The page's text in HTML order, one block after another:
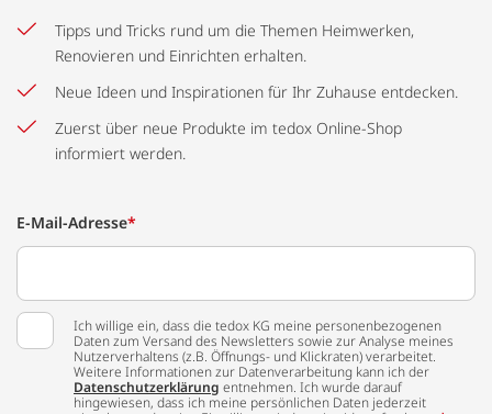
Tipps und Tricks rund um die Themen Heimwerken,
Renovieren und Einrichten erhalten.
Neue Ideen und Inspirationen für Ihr Zuhause entdecken.
Zuerst über neue Produkte im tedox Online-Shop
informiert werden.
E-Mail-Adresse*
Ich willige ein, dass die tedox KG meine personenbezogenen
Daten zum Versand des Newsletters sowie zur Analyse meines
Nutzerverhaltens (z.B. Öffnungs- und Klickraten) verarbeitet.
Weitere Informationen zur Datenverarbeitung kann ich der
Datenschutzerklärung entnehmen. Ich wurde darauf
hingewiesen, dass ich meine persönlichen Daten jederzeit